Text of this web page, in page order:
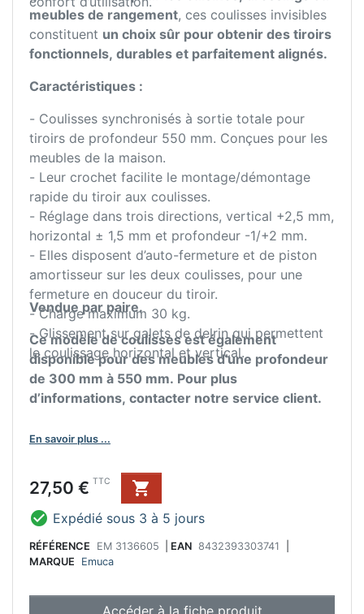
meubles de rangement, ces coulisses invisibles
constituent un choix sûr pour obtenir des tiroirs
fonctionnels, durables et parfaitement alignés.
Caractéristiques :
- Coulisses synchronisés à sortie totale pour
tiroirs de profondeur 550 mm. Conçues pour les
meubles de la maison.
- Leur crochet facilite le montage/démontage
rapide du tiroir aux coulisses.
- Réglage dans trois directions, vertical +2,5 mm,
horizontal ± 1,5 mm et profondeur -1/+2 mm.
- Elles disposent d’auto-fermeture et de piston
amortisseur sur les deux coulisses, pour une
fermeture en douceur du tiroir.
- Charge maximum 30 kg.
- Glissement sur galets de delrin qui permettent
le coulissage horizontal et vertical.
Vendue par paire.
Ce modèle de coulisses est également
disponible pour des meubles d’une profondeur
de 300 mm à 550 mm. Pour plus
d’informations, contacter notre service client.
En savoir plus ...
Prix
27,50 € TTC

 Expédié sous 3 à 5 jours
RÉFÉRENCE EM 3136605 EAN 8432393303741
MARQUE
Emuca